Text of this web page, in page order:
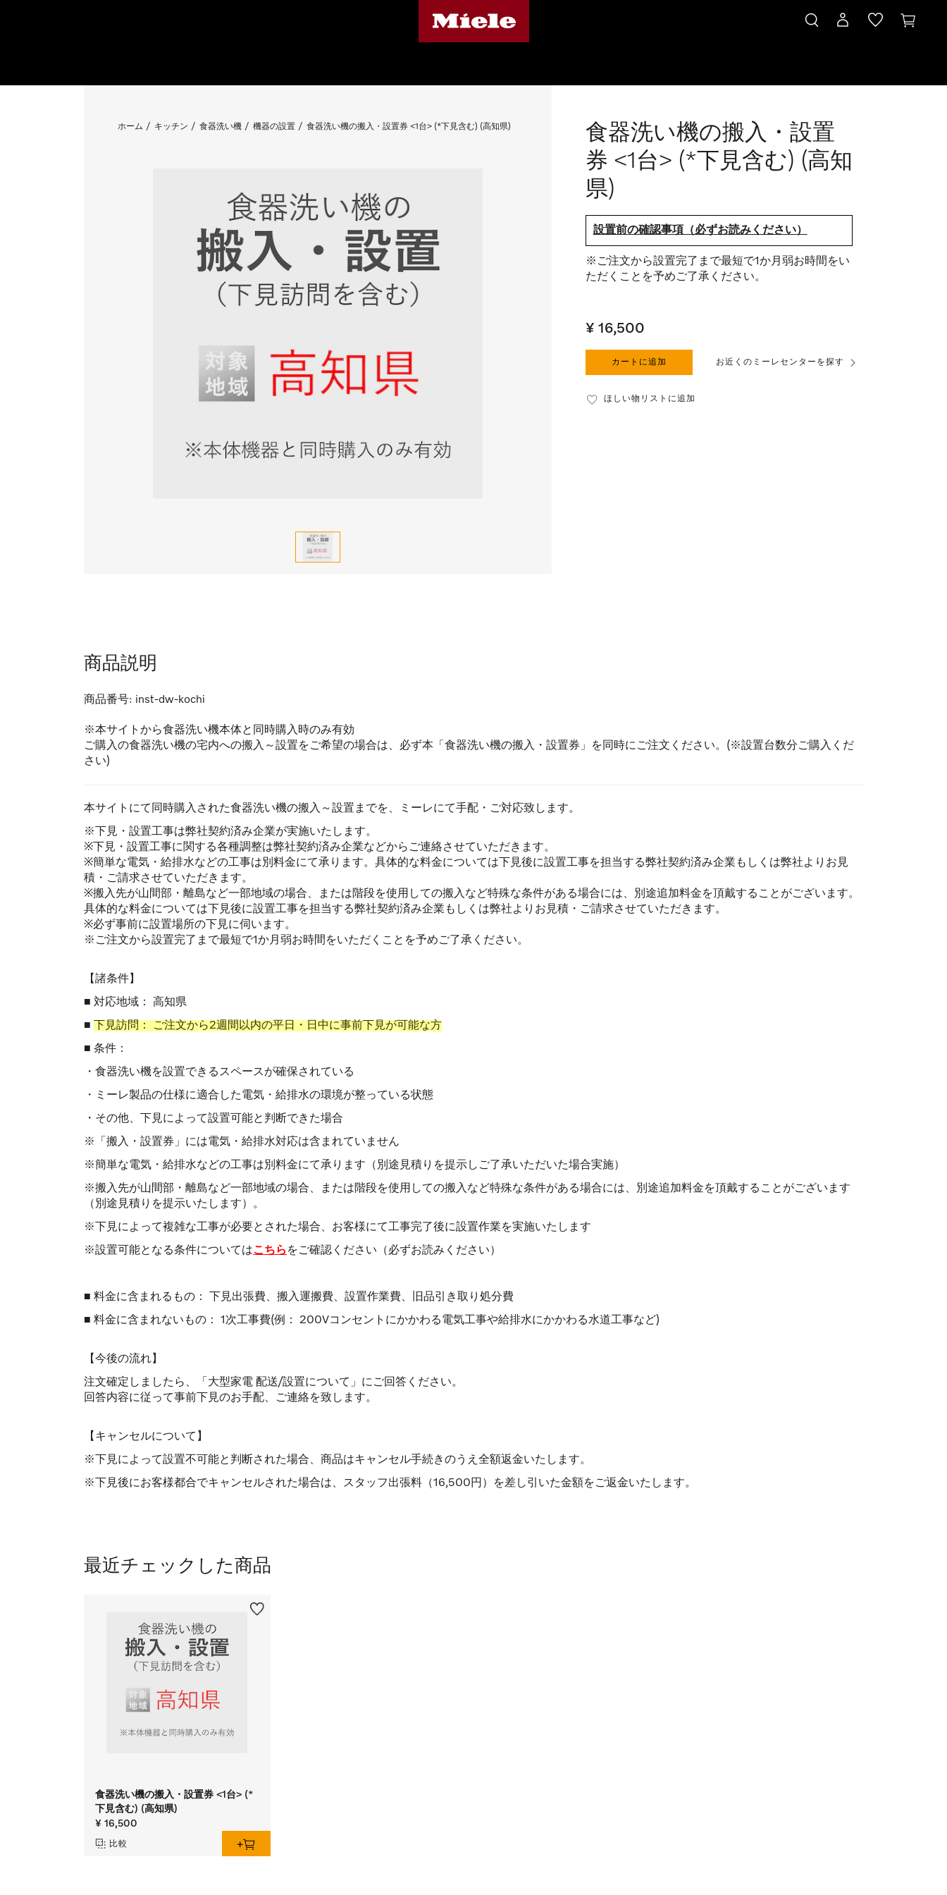
ホーム キッチン 食器洗い機 機器の設置 食器洗い機の搬入・設置券 <1台> (*下見含む) (高知県)
食器洗い機の搬入・設置
券 <1台> (*下見含む) (高知
県)
設置前の確認事項（必ずお読みください）
※ご注文から設置完了まで最短で1か月弱お時間をい
ただくことを予めご了承ください。
¥ 16,500
カートに追加 お近くのミーレセンターを探す
ほしい物リストに追加
商品説明
商品番号: inst-dw-kochi
※本サイトから食器洗い機本体と同時購入時のみ有効
ご購入の食器洗い機の宅内への搬入～設置をご希望の場合は、必ず本「食器洗い機の搬入・設置券」を同時にご注文ください。(※設置台数分ご購入くだ
さい)
本サイトにて同時購入された食器洗い機の搬入～設置までを、ミーレにて手配・ご対応致します。
※下見・設置工事は弊社契約済み企業が実施いたします。
※下見・設置工事に関する各種調整は弊社契約済み企業などからご連絡させていただきます。
※簡単な電気・給排水などの工事は別料金にて承ります。具体的な料金については下見後に設置工事を担当する弊社契約済み企業もしくは弊社よりお見
積・ご請求させていただきます。
※搬入先が山間部・離島など一部地域の場合、または階段を使用しての搬入など特殊な条件がある場合には、別途追加料金を頂戴することがございます。
具体的な料金については下見後に設置工事を担当する弊社契約済み企業もしくは弊社よりお見積・ご請求させていただきます。
※必ず事前に設置場所の下見に伺います。
※ご注文から設置完了まで最短で1か月弱お時間をいただくことを予めご了承ください。
【諸条件】
■ 対応地域： 高知県
■ 下見訪問： ご注文から2週間以内の平日・日中に事前下見が可能な方
■ 条件：
・食器洗い機を設置できるスペースが確保されている
・ミーレ製品の仕様に適合した電気・給排水の環境が整っている状態
・その他、下見によって設置可能と判断できた場合
※「搬入・設置券」には電気・給排水対応は含まれていません
※簡単な電気・給排水などの工事は別料金にて承ります（別途見積りを提示しご了承いただいた場合実施）
※搬入先が山間部・離島など一部地域の場合、または階段を使用しての搬入など特殊な条件がある場合には、別途追加料金を頂戴することがございます
（別途見積りを提示いたします）。
※下見によって複雑な工事が必要とされた場合、お客様にて工事完了後に設置作業を実施いたします
※設置可能となる条件についてはこちら をご確認ください（必ずお読みください）
■ 料金に含まれるもの： 下見出張費、搬入運搬費、設置作業費、旧品引き取り処分費
■ 料金に含まれないもの： 1次工事費(例： 200Vコンセントにかかわる電気工事や給排水にかかわる水道工事など)
【今後の流れ】
注文確定しましたら、「大型家電 配送/設置について」にご回答ください。
回答内容に従って事前下見のお手配、ご連絡を致します。
【キャンセルについて】
※下見によって設置不可能と判断された場合、商品はキャンセル手続きのうえ全額返金いたします。
※下見後にお客様都合でキャンセルされた場合は、スタッフ出張料（16,500円）を差し引いた金額をご返金いたします。
最近チェックした商品
食器洗い機の搬入・設置券 <1台> (*
下見含む) (高知県)
¥ 16,500
比較